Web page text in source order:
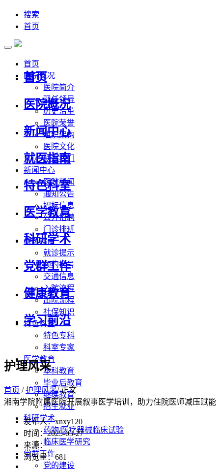
搜索
首页
首页
医院概况
医院简介
现任领导
历史沿革
医院荣誉
组织架构
医院文化
联系我们
新闻中心
医院新闻
通知公告
招标信息
公开招聘
门诊排班
就医指南
就诊提示
预约挂号
交通信息
入院流程
出院流程
社保知识
特色科室
特色专科
科室专家
医学教育
本科教育
毕业后教育
继续教育
招生就业
科研学术
药物/医疗器械临床试验
临床医学研究
党群工作
党的建设
首页
医院概况
新闻中心
就医指南
特色科室
医学教育
科研学术
党群工作
健康教育
学习前沿
护理风采
首页 /护理风采/ 正文
湘南学院附属医院开展叙事医学培训，助力住院医师减压赋能
发布人：xnxy120
时间：2025-03-27
来源：
浏览量：681